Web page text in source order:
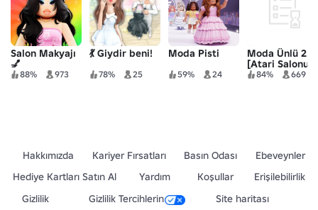
Salon Makyajı
💅
88% 973
💃 Giydir beni!
78% 25
Moda Pisti
59% 24
Moda Ünlü 2
[Atari Salonu]
84% 669
Hakkımızda Kariyer Fırsatları Basın Odası
Ebeveynler
Hediye Kartları Satın Al
Yardım Koşullar
Erişilebilirlik
Gizlilik
Gizlilik Tercihlerin Site haritası